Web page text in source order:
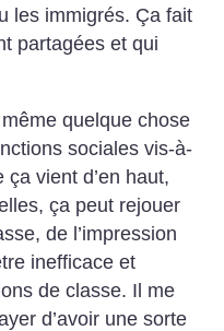
les immigrés. Ça fait
partagées et qui
quelque chose
sociales vis-à-
ça vient d’en haut,
ça peut rejouer
de l’impression
inefficace et
de classe. Il me
d’avoir une sorte